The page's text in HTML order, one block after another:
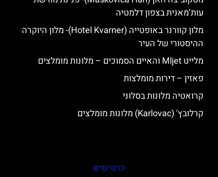
עות’מאנית בצפון דלמטיה
מלון קוורנר באופטייה (Hotel Kvarner)- מלון היוקרה
ההיסטורי של העיר
מלייט Mljet והאיים הסמוכים – מלונות מומלצים
פאזין – דירות מומלצות
קרואטיה מלונות בסלוני
קרלובץ' (Karlovac) מלונות מומלצים
כרטיסים